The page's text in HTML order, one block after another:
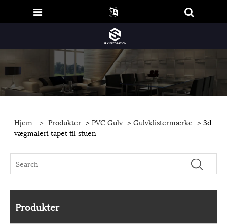
Hjem > Produkter >PVC Gulv >Gulvklistermærke > 3d
vægmaleri tapet til stuen
Produkter